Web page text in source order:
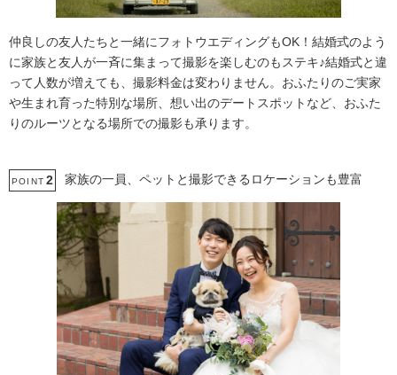
仲良しの友人たちと一緒にフォトウエディングもOK！結婚式のよう
に家族と友人が一斉に集まって撮影を楽しむのもステキ♪結婚式と違
って人数が増えても、撮影料金は変わりません。おふたりのご実家
や生まれ育った特別な場所、想い出のデートスポットなど、おふた
りのルーツとなる場所での撮影も承ります。
POINT 2 家族の一員、ペットと撮影できるロケーションも豊富